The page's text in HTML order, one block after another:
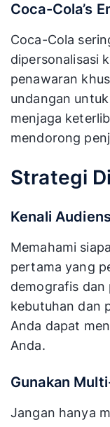
Coca-Cola’s
Coca-Cola
dipersonalisasi
penawaran
undangan
menjaga
mendorong
Strategi
Kenali
Memahami
pertama yang
demografis dan
kebutuhan dan
Anda dapat
Anda.
Gunakan
Jangan hanya